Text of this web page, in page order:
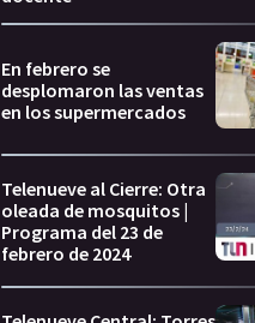
En febrero se
desplomaron las ventas
en los supermercados
Telenueve al Cierre: Otra
oleada de mosquitos |
Programa del 23 de
febrero de 2024